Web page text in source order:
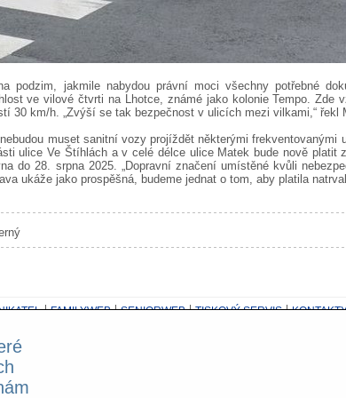
podzim, jakmile nabydou právní moci všechny potřebné
ve vilové čtvrti na Lhotce, známé jako kolonie Tempo. Zde
30 km/h. „Zvýší se tak bezpečnost v ulicích mezi vilkami,“ řekl
muset sanitní vozy projíždět některými frekventovanými
ulice Ve Štíhlách a v celé délce ulice Matek bude nově platit
do 28. srpna 2025. „Dopravní značení umístěné kvůli
ukáže jako prospěšná, budeme jednat o tom, aby platila
FAMILYWEB SENIORWEB TISKOVÝ SERVIS
4 - Krč; Powered by